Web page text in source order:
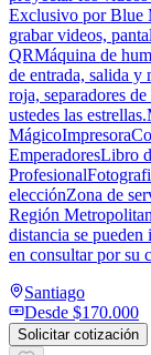
Exclusivo por Blue
grabar videos,
QRMáquina de
de entrada, salida y
roja, separadores
ustedes las
EmperadoresLibro
elecciónZona de
Región
distancia se
en consultar por su
Santiago
Desde $170.000
Solicitar cotización